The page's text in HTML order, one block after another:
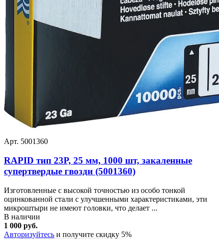
Арт. 5001360
RAPID тип 23Р, 25 мм, 1000 шт, закаленные
супертвердые гвозди (5001360)
Изготовленные с высокой точностью из особо тонкой
оцинкованной стали с улучшенными характеристиками, эти
микроштыри не имеют головки, что делает ...
В наличии
1 000 руб.
Авторизуйтесь и получите скидку 5%